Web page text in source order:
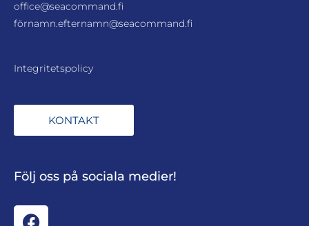
office@seacommand.fi
förnamn.efternamn@seacommand.fi
Integritetspolicy
KONTAKT
Följ oss på sociala medier!